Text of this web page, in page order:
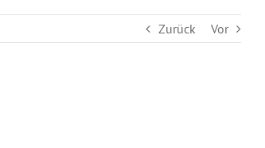
Zurück Vor